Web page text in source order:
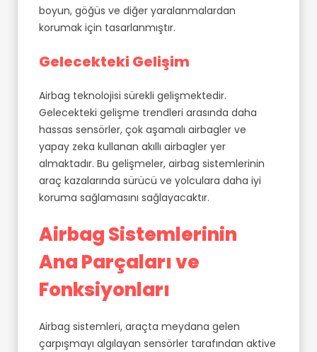
boyun, göğüs ve diğer yaralanmalardan
korumak için tasarlanmıştır.
Gelecekteki Gelişim
Airbag teknolojisi sürekli gelişmektedir.
Gelecekteki gelişme trendleri arasında daha
hassas sensörler, çok aşamalı airbagler ve
yapay zeka kullanan akıllı airbagler yer
almaktadır. Bu gelişmeler, airbag sistemlerinin
araç kazalarında sürücü ve yolculara daha iyi
koruma sağlamasını sağlayacaktır.
Airbag Sistemlerinin
Ana Parçaları ve
Fonksiyonları
Airbag sistemleri, araçta meydana gelen
çarpışmayı algılayan sensörler tarafından aktive